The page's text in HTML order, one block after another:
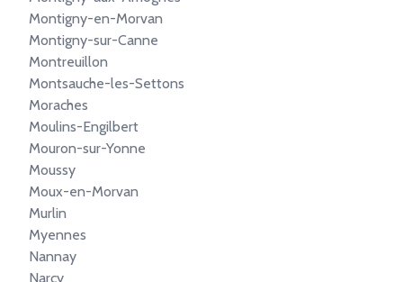
Montigny-en-Morvan
Montigny-sur-Canne
Montreuillon
Montsauche-les-Settons
Moraches
Moulins-Engilbert
Mouron-sur-Yonne
Moussy
Moux-en-Morvan
Murlin
Myennes
Nannay
Narcy